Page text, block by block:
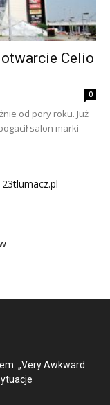
Celio
0
od pory roku. Już
salon marki
„Very Awkward